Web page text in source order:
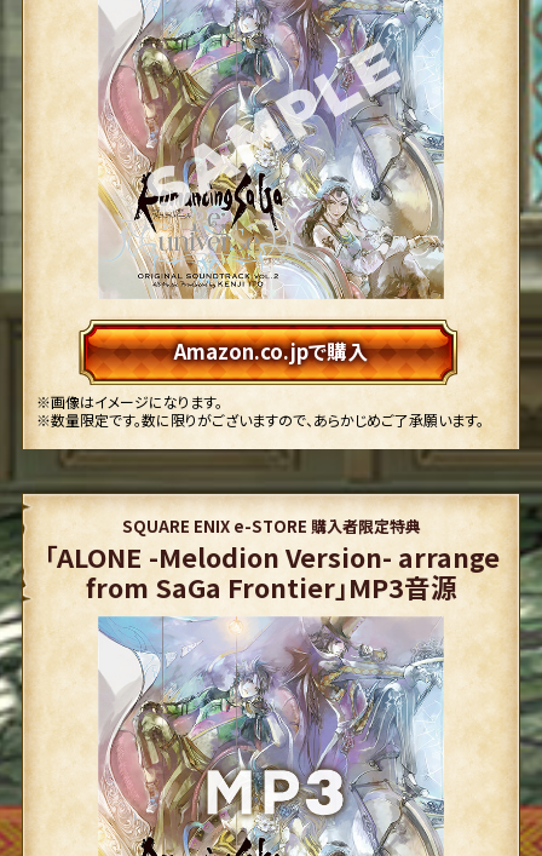
Amazon.co.jpで購入
画像はイメージになります。
数量限定です。数に限りがございますので、あらかじめご了承願います。
SQUARE ENIX e-STORE 購入者限定特典
「ALONE -Melodion Version- arrange
from SaGa Frontier」MP3音源